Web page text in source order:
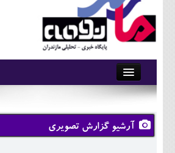
آرشیو
تماس با ما
وبلاگ
آرشیو گزارش تصویری